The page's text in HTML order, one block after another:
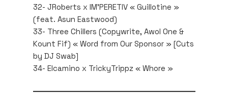
32- JRoberts x IM’PERETIV « Guillotine »
(feat. Asun Eastwood)
33- Three Chillers (Copywrite, Awol One &
Kount Fif) « Word from Our Sponsor » [Cuts
by DJ Swab]
34- Elcamino x TrickyTrippz « Whore »